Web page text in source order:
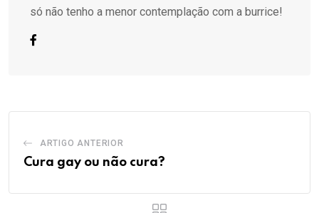
só não tenho a menor contemplação com a burrice!
ARTIGO ANTERIOR
Cura gay ou não cura?